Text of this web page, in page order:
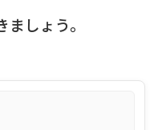
しょう。